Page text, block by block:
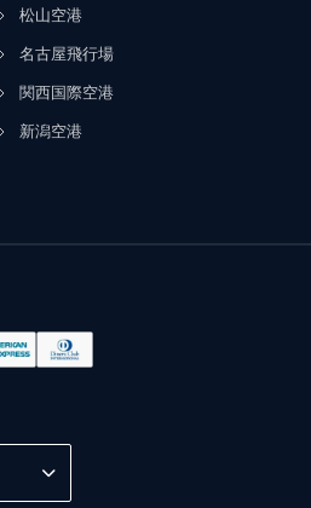
松山空港
名古屋飛行場
関西国際空港
新潟空港